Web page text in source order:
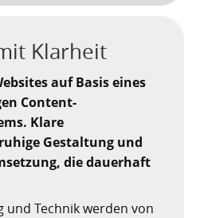
Klarheit
auf Basis eines
Content-
Klare
Gestaltung und
die dauerhaft
Technik werden von